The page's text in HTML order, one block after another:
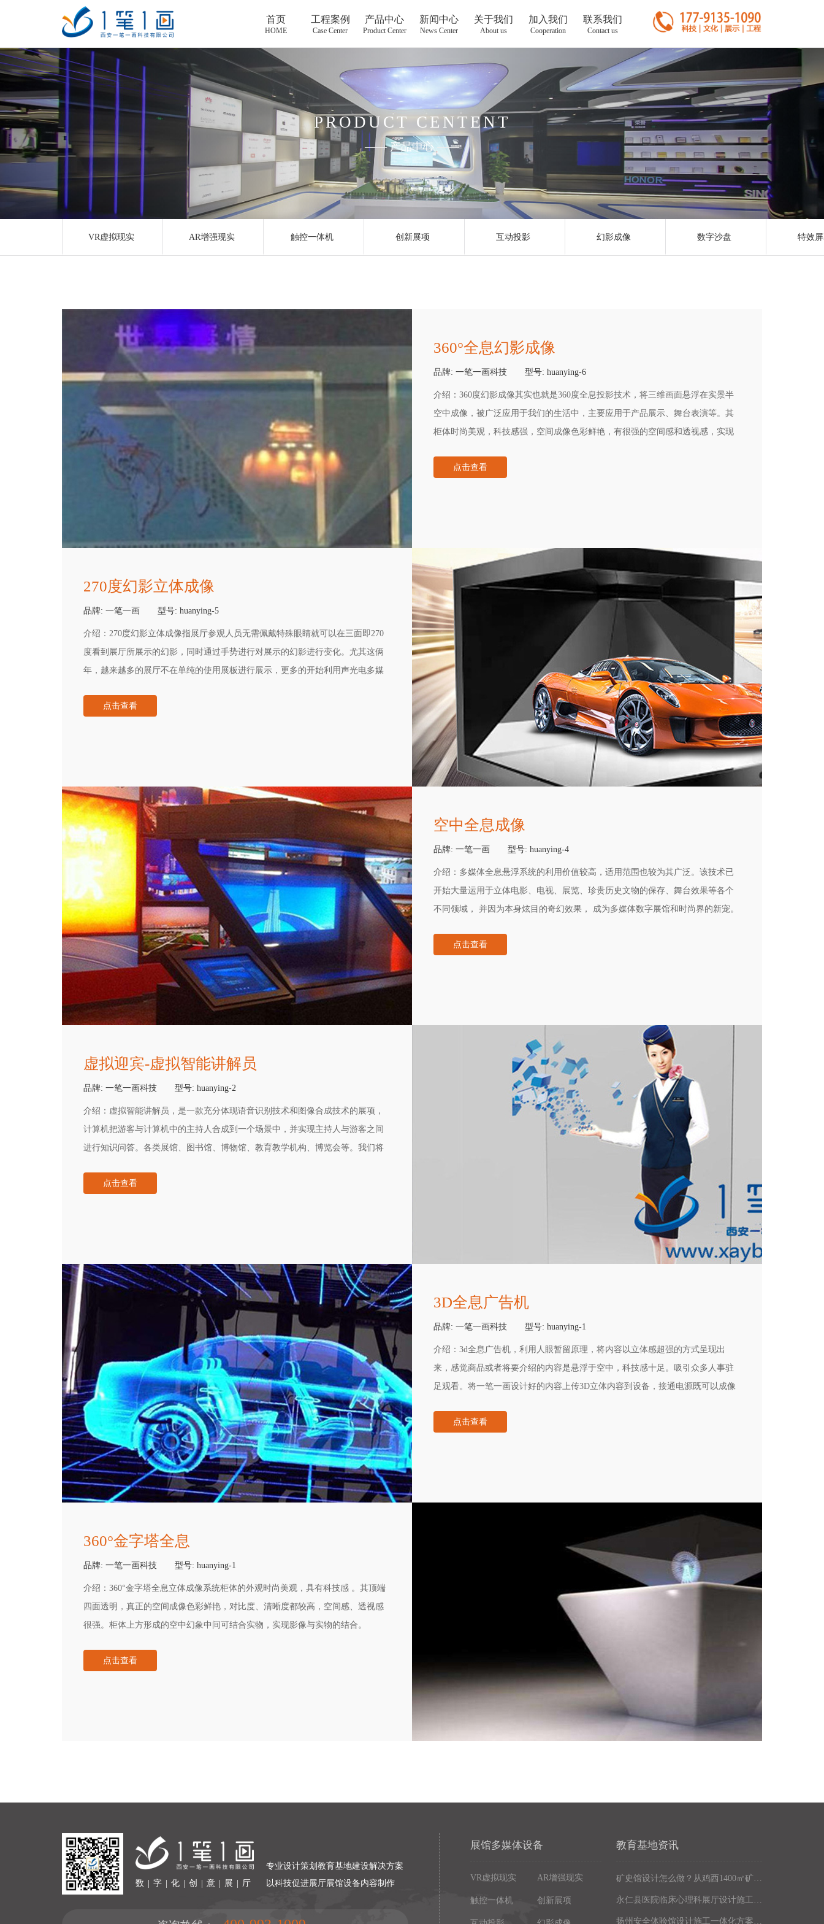
首页
HOME
工程案例
Case Center
产品中心
Product Center
新闻中心
News Center
关于我们
About us
加入我们
Cooperation
联系我们
Contact us
首页
主题多媒体展厅
廉政警示展厅
禁毒教育基地
产品中心
VR虚拟现实
触控一体机
互动投影
新闻中心
展厅资讯
企业简介
荣誉资质
加入我们
诚聘精英
联系我们
PRODUCT CENTENT
—— 产品中心 ——
VR虚拟现实 AR增强现实 触控一体机 创新展项 互动投影 幻影成像 数字沙盘 特效
360°全息幻影成像
品牌: 一笔一画科技 型号: huanying-6
介绍： 360度幻影成像其实也就是360度全息投影技术，将三维画面悬浮在实景半
空中成像，被广泛应用于我们的生活中，主要应用于产品展示、舞台表演等。其
柜体时尚美观，科技感强，空间成像色彩鲜艳，有很强的空间感和透视感，实现
点击查看
270度幻影立体成像
品牌: 一笔一画 型号: huanying-5
介绍： 270度幻影立体成像指展厅参观人员无需佩戴特殊眼睛就可以在三面即270
度看到展厅所展示的幻影，同时通过手势进行对展示的幻影进行变化。尤其这俩
年，越来越多的展厅不在单纯的使用展板进行展示，更多的开始利用声光电多媒
厅所青睐。
点击查看
空中全息成像
品牌: 一笔一画 型号: huanying-4
介绍： 多媒体全息悬浮系统的利用价值较高，适用范围也较为其广泛。该技术已
开始大量运用于立体电影、电视、展览、珍贵历史文物的保存、舞台效果等各个
不同领域， 并因为本身炫目的奇幻效果， 成为多媒体数字展馆和时尚界的新宠。
点击查看
虚拟迎宾-虚拟智能讲解员
品牌: 一笔一画科技 型号: huanying-2
介绍： 虚拟智能讲解员，是一款充分体现语音识别技术和图像合成技术的展项，
计算机把游客与计算机中的主持人合成到一个场景中，并实现主持人与游客之间
进行知识问答。各类展馆、图书馆、博物馆、教育教学机构、博览会等。我们将
阶段为观众指明参观方向。在其后的展项中，该虚拟导览员将出现在所有多媒体
点击查看
3D全息广告机
品牌: 一笔一画科技 型号: huanying-1
介绍： 3d全息广告机，利用人眼暂留原理，将内容以立体感超强的方式呈现出
来，感觉商品或者将要介绍的内容是悬浮于空中，科技感十足。吸引众多人事驻
足观看。将一笔一画设计好的内容上传3D立体内容到设备，接通电源既可以成像
觉在光停止作用后，仍保留一段时间的现象，其具体应用是电影的拍摄和放映。
点击查看
360°金字塔全息
品牌: 一笔一画科技 型号: huanying-1
介绍： 360°金字塔全息立体成像系统柜体的外观时尚美观，具有科技感 。其顶端
四面透明，真正的空间成像色彩鲜艳，对比度、清晰度都较高，空间感、透视感
很强。柜体上方形成的空中幻象中间可结合实物，实现影像与实物的结合。
点击查看
数 | 字 | 化 | 创 | 意 | 展 | 厅
专业设计策划教育基地建设解决方案
以科技促进展厅展馆设备内容制作
展馆多媒体设备
VR虚拟现实 AR增强现实
触控一体机 创新展项
教育基地资讯
矿史馆设计怎么做？从鸡西1400㎡矿史教育基地招标看规划要点
永仁县医院临床心理科展厅设计施工 心理健康体验馆设备方案公司
扬州安全体验馆设计施工一体化方案 安全展厅设备定制 安全教育展厅设计公司